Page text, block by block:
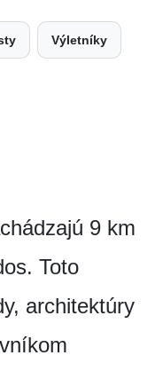
Výletníky
9 km
Toto
architektúry